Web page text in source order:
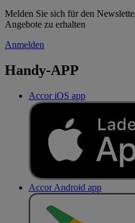
Melden Sie sich für den
Angebote zu erhalten
Anmelden
Handy-APP
Accor iOS app
Accor Android app